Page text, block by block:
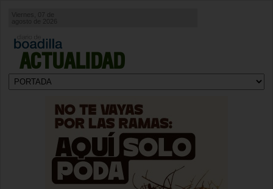
ACTUALIDAD
agosto de 2026